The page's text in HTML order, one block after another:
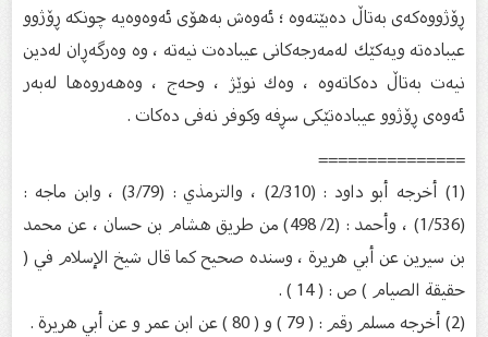
ڕۆژووه‌كه‌ی به‌تاڵ ده‌بێته‌وه ؛ ئه‌وه‌ش به‌هۆی ئه‌وه‌وه‌یه‌ چونكه‌ ڕۆژوو
عیباده‌ته‌ ویه‌كێك له‌مه‌رجه‌كانی عیباده‌ت نیه‌ته‌ ، وه‌ وه‌رگه‌ڕان له‌دین
نیه‌ت به‌تاڵ ده‌كاته‌وه‌ ، وه‌ك نوێژ ، وحه‌ج ، وه‌هه‌روه‌ها له‌به‌ر
ئه‌وه‌ی ڕۆژوو عیباده‌تێكی سڕفه‌ وكوفر نه‌فی ده‌كات .
===============
(1) أخرجه أبو داود : (2/310) ، والترمذي : (3/79) ، وابن ماجه :
(1/536) ، وأحمد : (2/ 498) من طريق هشام بن حسان ، عن محمد
بن سيرين عن أبي هريرة ، وسنده صحيح كما قال شيخ الإسلام في (
حقيقة الصيام ) ص : ( 14 ) .